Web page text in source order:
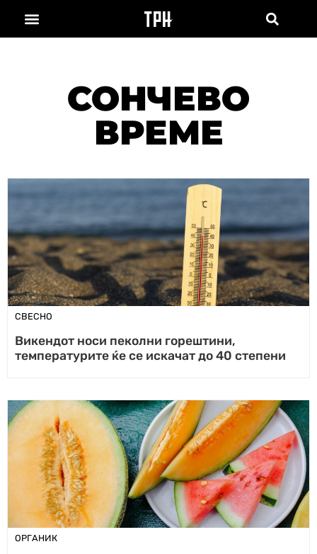
СОНЧЕВО
ВРЕМЕ
СВЕСНО
Викендот носи пеколни горештини,
температурите ќе се искачат до 40 степени
ОРГАНИК